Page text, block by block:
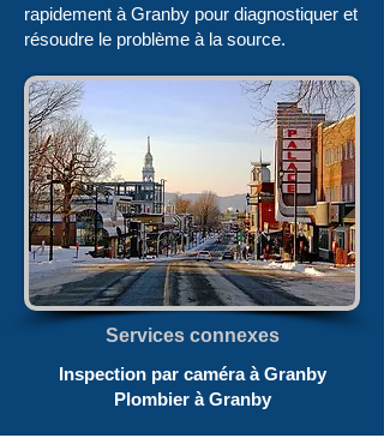
rapidement à Granby pour diagnostiquer et
résoudre le problème à la source.
Services connexes
Inspection par caméra à Granby
Plombier à Granby